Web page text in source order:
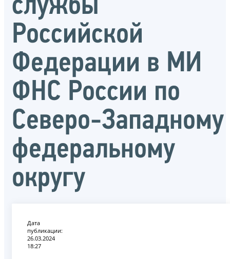
службы
Российской
Федерации в МИ
ФНС России по
Северо-Западному
федеральному
округу
Дата
публикации:
26.03.2024
18:27